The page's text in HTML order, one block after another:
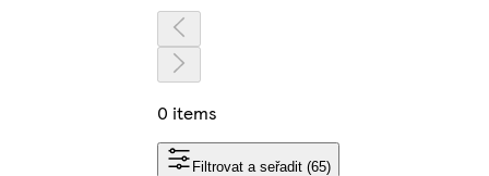
0 items
Filtrovat a seřadit (65)